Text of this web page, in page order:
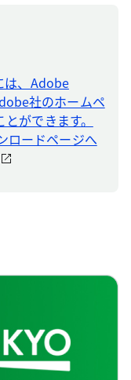
は、Adobe
社のホームペ
ができます。
ロードページへ